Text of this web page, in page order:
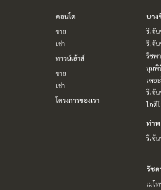
คอนโด
ขาย
เช่า
ทาวน์เฮ้าส์
ขาย
เช่า
โครงการของเรา
บาง
รีเจ้
รีเจ้
ริชพ
ลุมพิ
เดอ
รีเจ้
ไอดี
ท่า
รีเจ้
รัชด
เมโ